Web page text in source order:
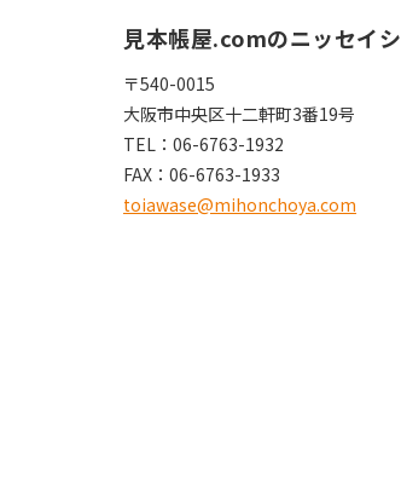
見本帳屋.comのニッセイ
〒540-0015
大阪市中央区十二軒町3番19号
TEL： 06-6763-1932
FAX： 06-6763-1933
toiawase@mihonchoya.com